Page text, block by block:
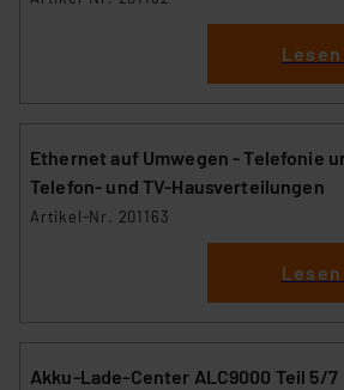
Ethernet auf Umwegen - Telefonie
Telefon- und TV-Hausverteilungen
Artikel-Nr. 201163
Akku-Lade-Center ALC9000 Teil 5/7